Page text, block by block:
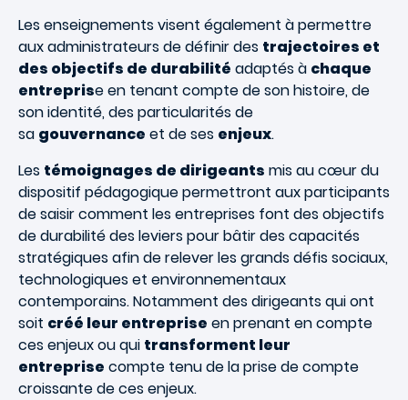
Les enseignements visent également à permettre
aux administrateurs de définir des trajectoires et
des objectifs de durabilité adaptés à chaque
entreprise en tenant compte de son histoire, de
son identité, des particularités de
sa gouvernance et de ses enjeux.
Les témoignages de dirigeants mis au cœur du
dispositif pédagogique permettront aux participants
de saisir comment les entreprises font des objectifs
de durabilité des leviers pour bâtir des capacités
stratégiques afin de relever les grands défis sociaux,
technologiques et environnementaux
contemporains. Notamment des dirigeants qui ont
soit créé leur entreprise en prenant en compte
ces enjeux ou qui transforment leur
entreprise compte tenu de la prise de compte
croissante de ces enjeux.